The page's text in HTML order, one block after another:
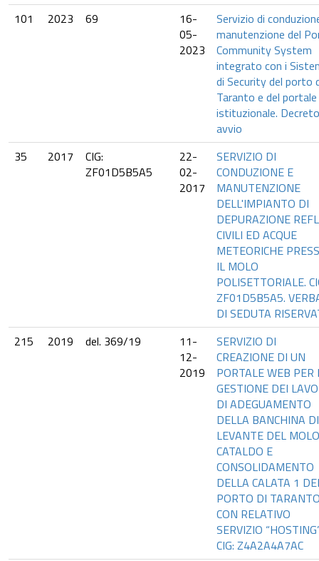
101
2023 69
16-
05-
2023
Servizio di
manutenzione del
Community System
integrato con i
di Security del porto
Taranto e del portale
istituzionale.
avvio
35
2017
CIG:
ZF01D5B5A5
22-
02-
2017
SERVIZIO DI
CONDUZIONE E
MANUTENZIONE
DELL'IMPIANTO DI
DEPURAZIONE
CIVILI ED ACQUE
METEORICHE
IL MOLO
POLISETTORIALE.
ZF01D5B5A5.
DI SEDUTA
215
2019 del. 369/19
11-
12-
2019
SERVIZIO DI
CREAZIONE DI UN
PORTALE WEB PER
GESTIONE DEI
DI ADEGUAMENTO
DELLA BANCHINA DI
LEVANTE DEL
CATALDO E
CONSOLIDAMENTO
DELLA CALATA 1
PORTO DI
CON RELATIVO
SERVIZIO
CIG: Z4A2A4A7AC